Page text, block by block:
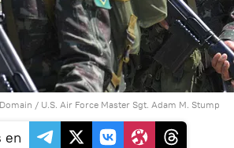
/ U.S. Air Force Master Sgt. Adam M. Stump
en